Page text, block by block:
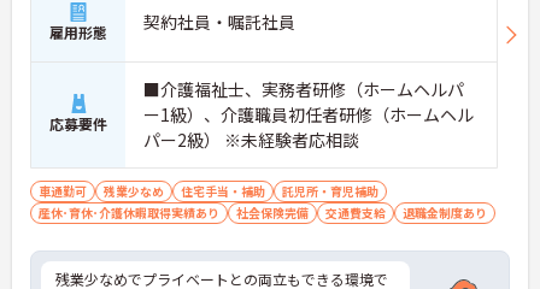
雇用形態 契約社員・嘱託社員
応募要件
■介護福祉士、実務者研修（ホームヘルパ
ー1級）、介護職員初任者研修（ホームヘル
パー2級） ※未経験者応相談
車通勤可 残業少なめ 住宅手当・補助
託児所・育児補助
産休･育休･介護休暇取得実績あり
社会保険完備 交通費支給 退職金制度あり
残業少なめでプライベートとの両立もできる環境で